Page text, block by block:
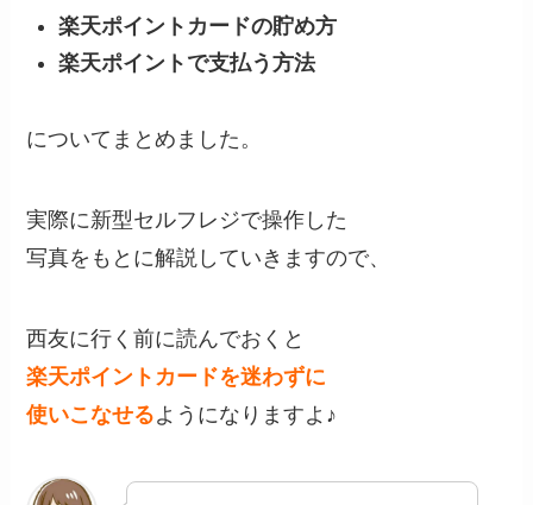
楽天ポイントカードの貯め方
楽天ポイントで支払う方法
についてまとめました。
実際に新型セルフレジで操作した
写真をもとに解説していきますので、
西友に行く前に読んでおくと
楽天ポイントカードを迷わずに
使いこなせるようになりますよ♪